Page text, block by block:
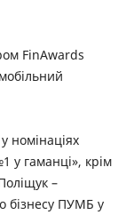
FinAwards
номінаціях
у гаманці», крім
–
бізнесу ПУМБ у